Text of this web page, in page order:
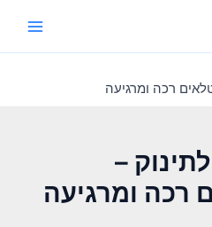
רכה ומרגיעה
–
רכה ומרגיעה